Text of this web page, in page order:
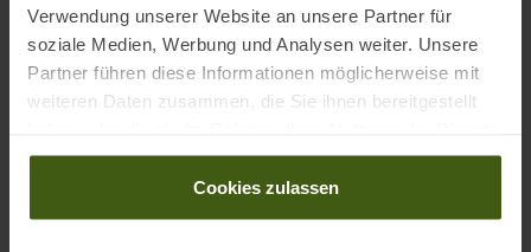
Verwendung unserer Website an unsere Partner für
soziale Medien, Werbung und Analysen weiter. Unsere
Partner führen diese Informationen möglicherweise mit
weiteren Daten zusammen, die Sie ihnen bereitgestellt
gesammelt haben.
Cookies zulassen
KARI TRAA
Turquoise Damen
UVP48,95€
PATAGONIA
Cap Gumtree Green
UVP39,95€